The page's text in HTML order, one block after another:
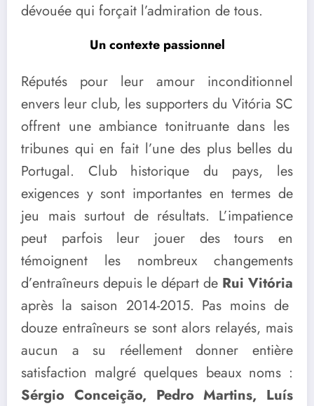
dévouée qui forçait l’admiration de tous.
Un contexte passionnel
Réputés pour leur amour inconditionnel
envers leur club, les supporters du Vitória SC
offrent une ambiance tonitruante dans les
tribunes qui en fait l’une des plus belles du
Portugal. Club historique du pays, les
exigences y sont importantes en termes de
jeu mais surtout de résultats. L’impatience
peut parfois leur jouer des tours en
témoignent les nombreux changements
d’entraîneurs depuis le départ de Rui Vitória
après la saison 2014-2015. Pas moins de
douze entraîneurs se sont alors relayés, mais
aucun a su réellement donner entière
satisfaction malgré quelques beaux noms :
Sérgio Conceição, Pedro Martins, Luís